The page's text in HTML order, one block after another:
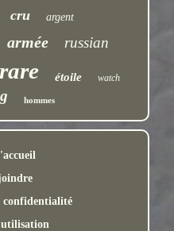
cru argent
armée russian
rare étoile watch
hommes
confidentialité